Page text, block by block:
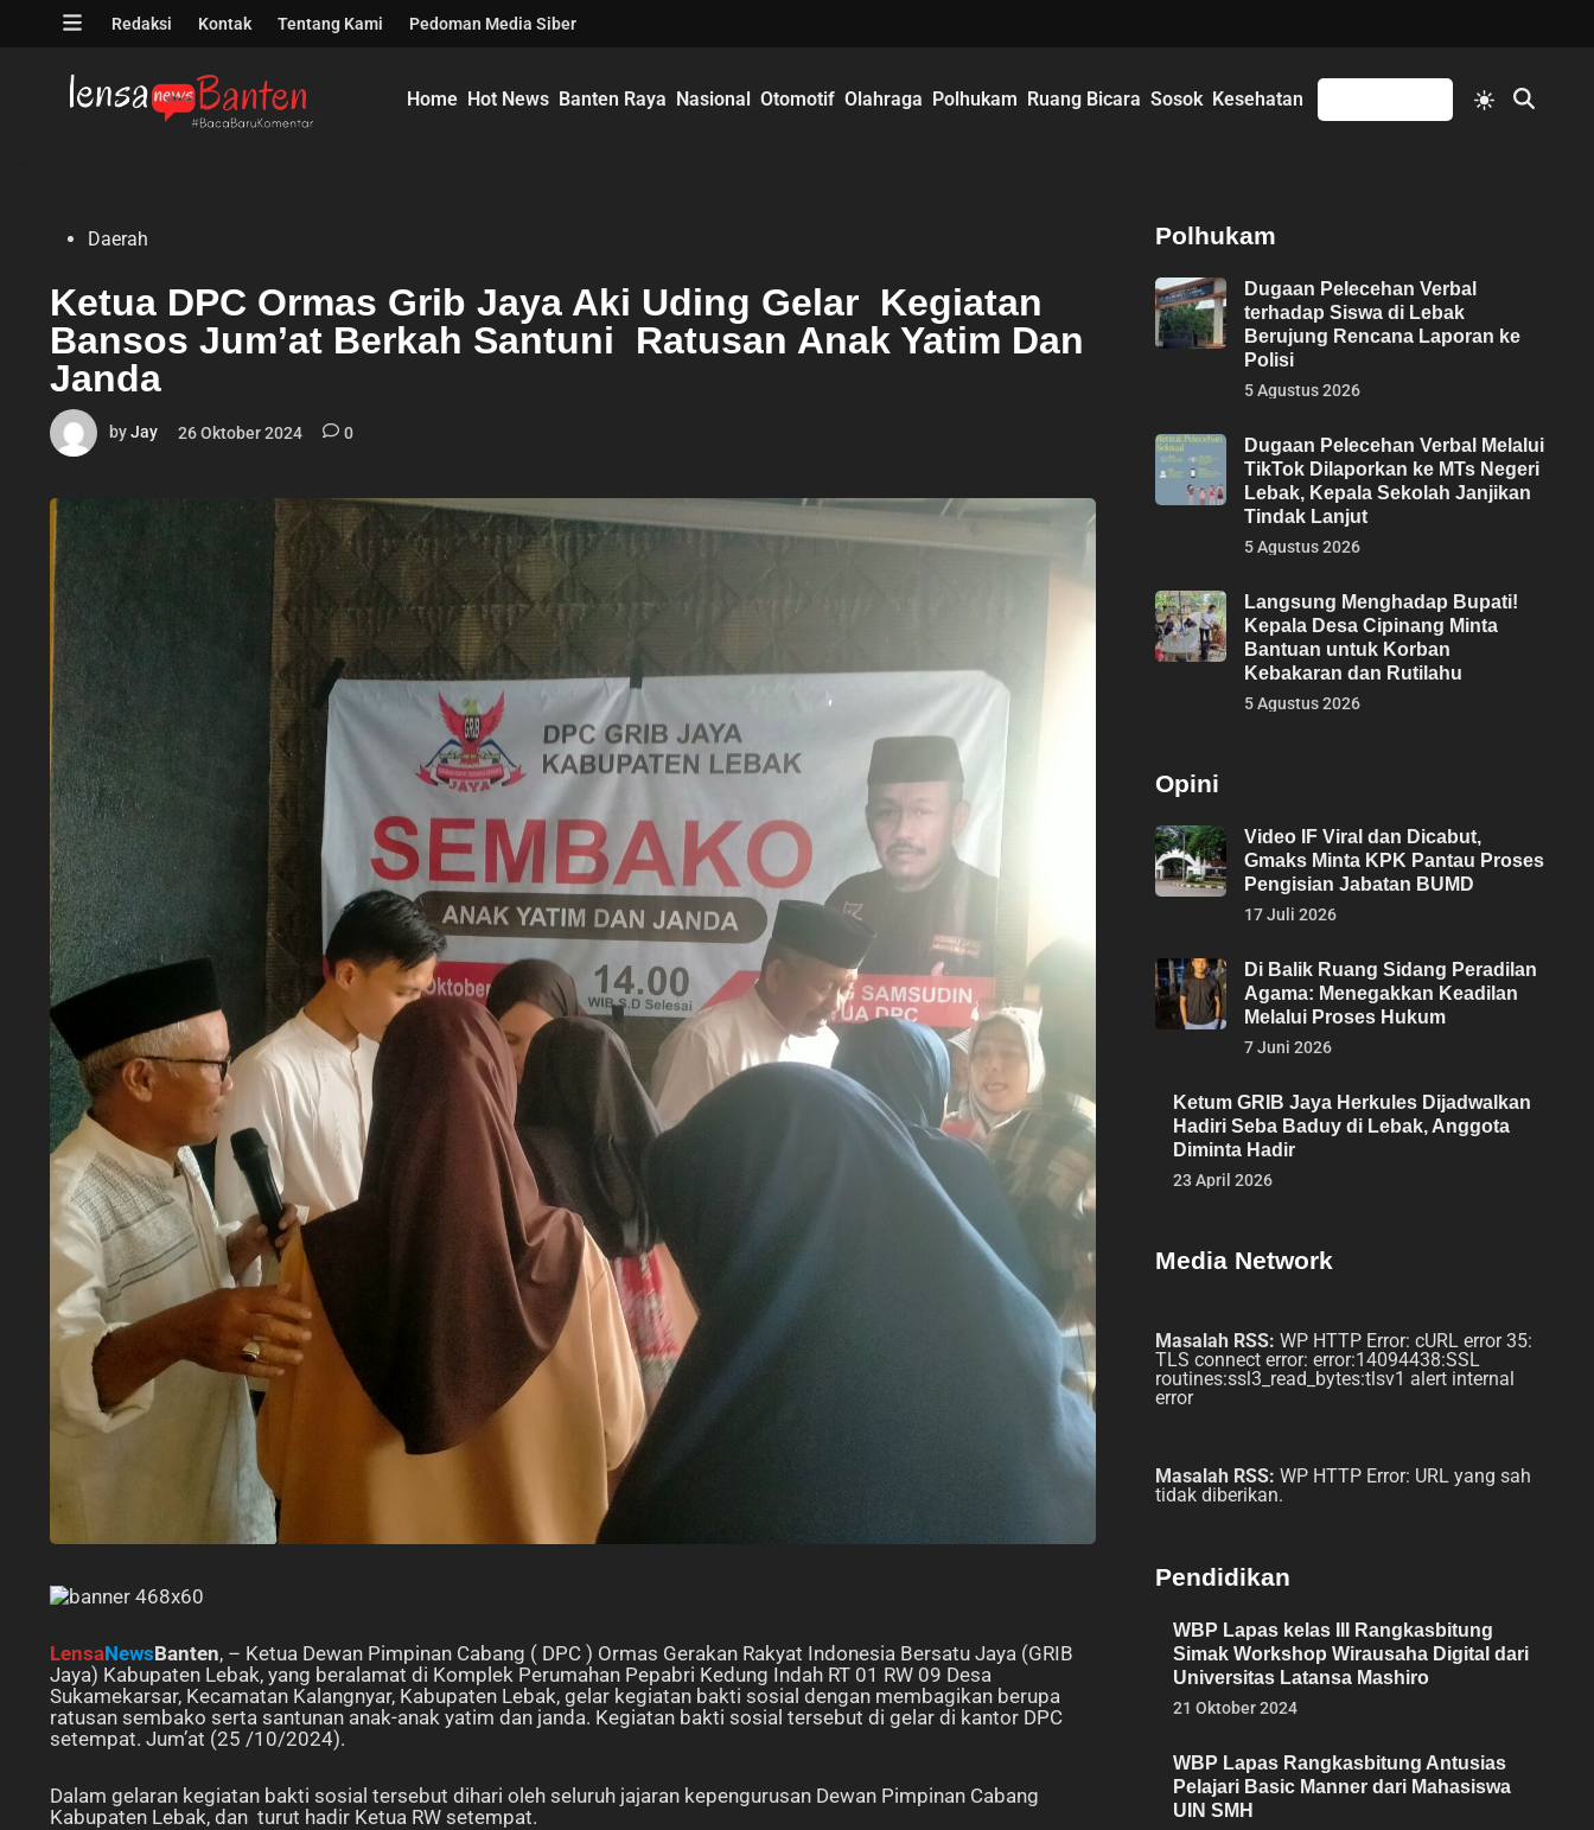
Open
Redaksi Kontak Tentang Kami Pedoman Media Siber
Home Hot News Banten Raya Nasional Otomotif Olahraga Polhukam Ruang Bicara Sosok Kesehatan
Switch
to
Open
PostedDaerah
Ketua DPC Ormas Grib Jaya Aki Uding Gelar Kegiatan
Bansos Jum’at Berkah Santuni Ratusan Anak Yatim Dan
Janda
byJay 26 Oktober 2024 0
LensaNewsBanten, – Ketua Dewan Pimpinan Cabang ( DPC ) Ormas Gerakan Rakyat Indonesia Bersatu Jaya (GRIB
Jaya) Kabupaten Lebak, yang beralamat di Komplek Perumahan Pepabri Kedung Indah RT 01 RW 09 Desa
Sukamekarsar, Kecamatan Kalangnyar, Kabupaten Lebak, gelar kegiatan bakti sosial dengan membagikan berupa
ratusan sembako serta santunan anak-anak yatim dan janda. Kegiatan bakti sosial tersebut di gelar di kantor DPC
setempat. Jum’at (25 /10/2024).
Dalam gelaran kegiatan bakti sosial tersebut dihari oleh seluruh jajaran kepengurusan Dewan Pimpinan Cabang
Kabupaten Lebak, dan turut hadir Ketua RW setempat.
Polhukam
Dugaan Pelecehan Verbal
terhadap Siswa di Lebak
Berujung Rencana Laporan ke
Polisi
5 Agustus 2026
Dugaan Pelecehan Verbal Melalui
TikTok Dilaporkan ke MTs Negeri
Lebak, Kepala Sekolah Janjikan
Tindak Lanjut
5 Agustus 2026
Langsung Menghadap Bupati!
Kepala Desa Cipinang Minta
Bantuan untuk Korban
Kebakaran dan Rutilahu
5 Agustus 2026
Opini
Video IF Viral dan Dicabut,
Gmaks Minta KPK Pantau Proses
Pengisian Jabatan BUMD
17 Juli 2026
Di Balik Ruang Sidang Peradilan
Agama: Menegakkan Keadilan
Melalui Proses Hukum
7 Juni 2026
Ketum GRIB Jaya Herkules Dijadwalkan
Hadiri Seba Baduy di Lebak, Anggota
Diminta Hadir
23 April 2026
Media Network
Masalah RSS: WP HTTP Error: cURL error 35:
TLS connect error: error:14094438:SSL
routines:ssl3_read_bytes:tlsv1 alert internal
error
Masalah RSS: WP HTTP Error: URL yang sah
tidak diberikan.
Pendidikan
WBP Lapas kelas III Rangkasbitung
Simak Workshop Wirausaha Digital dari
Universitas Latansa Mashiro
21 Oktober 2024
WBP Lapas Rangkasbitung Antusias
Pelajari Basic Manner dari Mahasiswa
UIN SMH